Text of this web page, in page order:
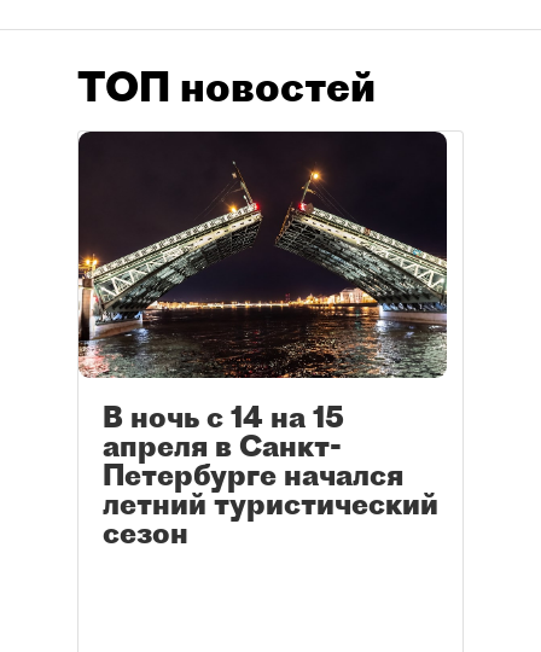
ТОП новостей
В ночь с 14 на 15
апреля в Санкт-
Петербурге начался
летний туристический
сезон